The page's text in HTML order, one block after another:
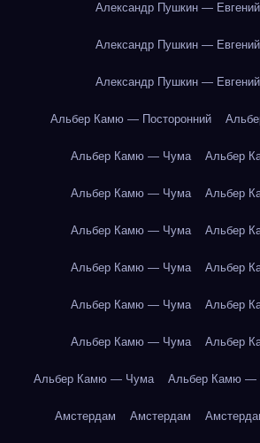
Александр Пушкин —
Александр Пушкин —
Александр Пушкин —
Альбер Камю — Посторонний
Альбер Камю — Чума Альбер
Альбер Камю — Чума Альбер
Альбер Камю — Чума Альбер
Альбер Камю — Чума Альбер
Альбер Камю — Чума Альбер
Альбер Камю — Чума Альбер
Альбер Камю — Чума Альбер Камю —
Амстердам Амстердам